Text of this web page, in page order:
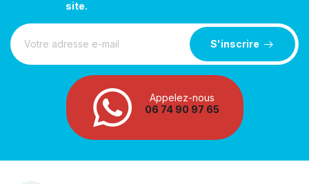
site.
S'inscrire
Appelez-nous
06 74 90 97 65